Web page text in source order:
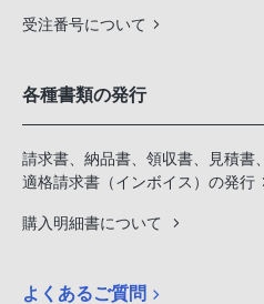
受注番号について
各種書類の発行
請求書、納品書、領収書、見積書、
適格請求書（インボイス）の発行
購入明細書について
よくあるご質問